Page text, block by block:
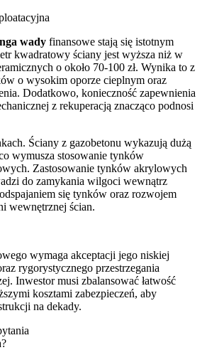
wady finansowe stają się istotnym
kwadratowy ściany jest wyższa niż w
o około 70-100 zł. Wynika to z
o wysokim oporze cieplnym oraz
Dodatkowo, konieczność zapewnienia
z rekuperacją znacząco podnosi
Ściany z gazobetonu wykazują dużą
wymusza stosowanie tynków
Zastosowanie tynków akrylowych
do zamykania wilgoci wewnątrz
się tynków oraz rozwojem
wewnętrznej ścian.
wymaga akceptacji jego niskiej
rygorystycznego przestrzegania
Inwestor musi zbalansować łatwość
kosztami zabezpieczeń, aby
na dekady.